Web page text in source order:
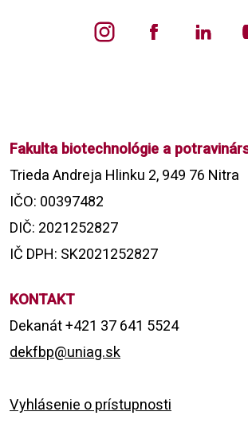
Fakulta biotechnológie a
Trieda Andreja Hlinku 2, 949 76 Nitra
IČO: 00397482
DIČ: 2021252827
IČ DPH: SK2021252827
KONTAKT
Dekanát +421 37 641 5524
dekfbp@uniag.sk
Vyhlásenie o prístupnosti